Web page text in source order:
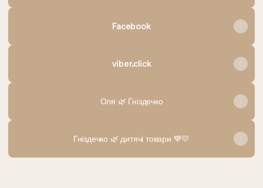
Facebook
viber.click
Оля 🌿 Гніздечко
Гніздечко 🌿 дитячі товари 💙💛